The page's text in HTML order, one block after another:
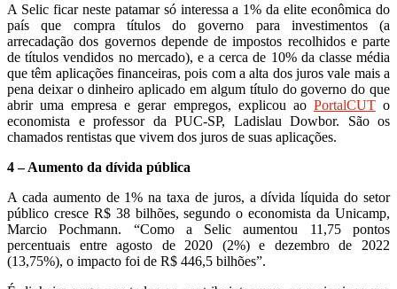
A Selic ficar neste patamar só interessa a 1% da elite econômica do
país que compra títulos do governo para investimentos (a
arrecadação dos governos depende de impostos recolhidos e parte
de títulos vendidos no mercado), e a cerca de 10% da classe média
que têm aplicações financeiras, pois com a alta dos juros vale mais a
pena deixar o dinheiro aplicado em algum título do governo do que
abrir uma empresa e gerar empregos, explicou ao PortalCUTo
economista e professor da PUC-SP, Ladislau Dowbor. São os
chamados rentistas que vivem dos juros de suas aplicações.
4 – Aumento da dívida pública
A cada aumento de 1% na taxa de juros, a dívida líquida do setor
público cresce R$ 38 bilhões, segundo o economista da Unicamp,
Marcio Pochmann. “Como a Selic aumentou 11,75 pontos
percentuais entre agosto de 2020 (2%) e dezembro de 2022
(13,75%), o impacto foi de R$ 446,5 bilhões”.